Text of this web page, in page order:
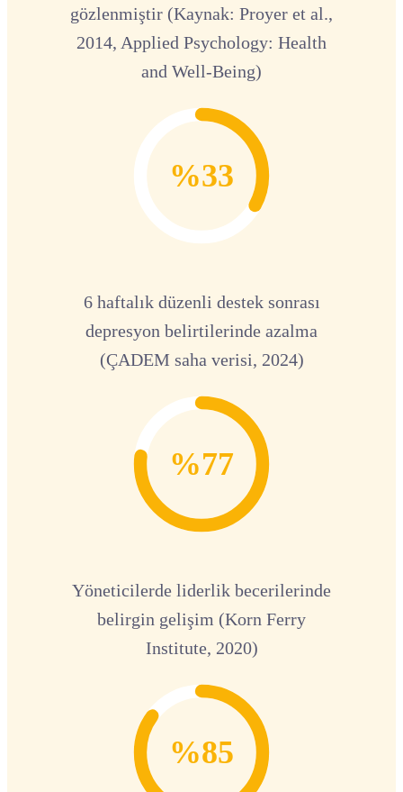
gözlenmiştir (Kaynak: Proyer et al.,
2014, Applied Psychology: Health
and Well-Being)
%33
6 haftalık düzenli destek sonrası
depresyon belirtilerinde azalma
(ÇADEM saha verisi, 2024)
%77
Yöneticilerde liderlik becerilerinde
belirgin gelişim (Korn Ferry
Institute, 2020)
%85